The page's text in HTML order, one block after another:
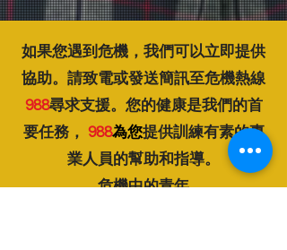
如果您遇到危機，我們可以立即提供
協助。請致電或發送簡訊至危機熱線
988尋求支援。您的健康是我們的首
要任務， 988為您提供訓練有素的專
業人員的幫助和指導。
危機中的青年